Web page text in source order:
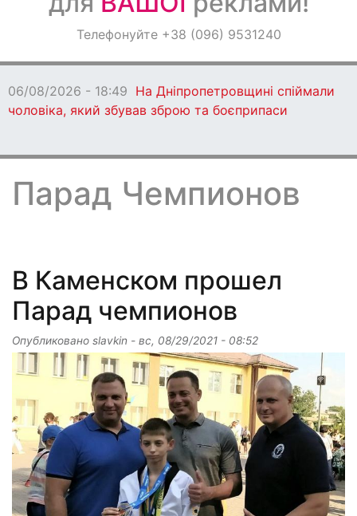
ОголошенняТелефонуйте +38 (096) 9531240
06/08/2026 - 18:49 На Дніпропетровщині спіймали
чоловіка, який збував зброю та боєприпаси
Парад Чемпионов
В Каменском прошел
Парад чемпионов
Опубликовано slavkin - вс, 08/29/2021 - 08:52